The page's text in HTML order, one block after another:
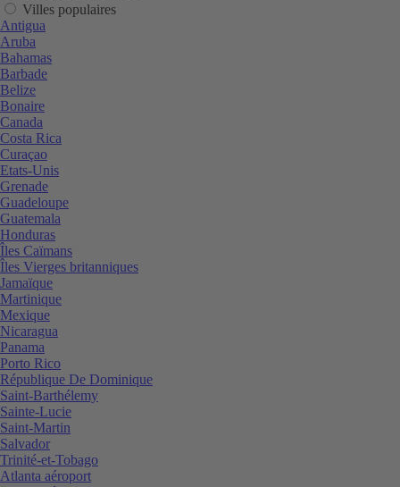
Villes populaires
Antigua
Aruba
Bahamas
Barbade
Belize
Bonaire
Canada
Costa Rica
Curaçao
Etats-Unis
Grenade
Guadeloupe
Guatemala
Honduras
Îles Caïmans
Îles Vierges britanniques
Jamaïque
Martinique
Mexique
Nicaragua
Panama
Porto Rico
République De Dominique
Saint-Barthélemy
Sainte-Lucie
Saint-Martin
Salvador
Trinité-et-Tobago
Atlanta aéroport